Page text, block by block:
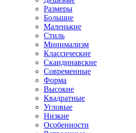
Размеры
Большие
Маленькие
Стиль
Минимализм
Классические
Скандинавские
Современные
Форма
Высокие
Квадратные
Угловые
Низкие
Особенности